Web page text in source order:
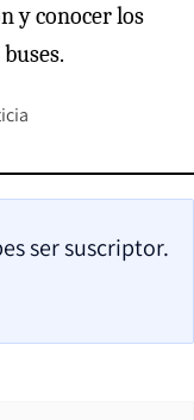
y conocer los
ser suscriptor.